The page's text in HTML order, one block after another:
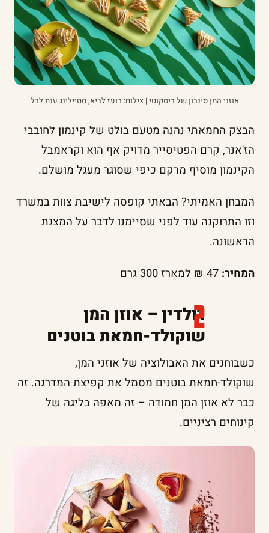
אוזני המן סינבון של ביסקוטי | צילום: בועז לביא, סטיילינג ענת לבל
הבצק החמאתי נהנה מטעם בולט של קינמון לחובבי
הז'אנר, קרם הפטיסייר מדויק אף הוא וקראמבל
הקינמון מוסיף מרקם כיפי שסוגר מעגל מושלם.
המבחן האמיתי? הבאתי קופסה לישיבת צוות במשרד
וזו התרוקנה עוד לפני שסיימנו לדבר על המצגת
הראשונה.
המחיר:
רולדין – אוזן המן
שוקולד-חמאת בוטנים
כשבוחנים את האבולוציה של אוזני המן,
שוקולד-חמאת בוטנים מסמל את קפיצת המדרגה. זה
כבר לא אוזן המן חמודה – זה מאפה בליגה של
קינוחים רציניים.